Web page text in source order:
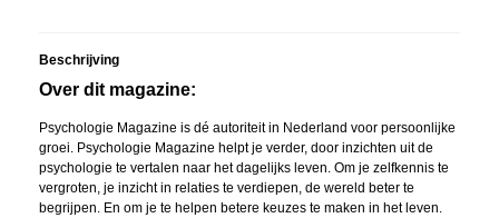
Beschrijving
Over dit magazine:
Psychologie Magazine is dé autoriteit in Nederland voor persoonlijke
groei. Psychologie Magazine helpt je verder, door inzichten uit de
psychologie te vertalen naar het dagelijks leven. Om je zelfkennis te
vergroten, je inzicht in relaties te verdiepen, de wereld beter te
begrijpen. En om je te helpen betere keuzes te maken in het leven.